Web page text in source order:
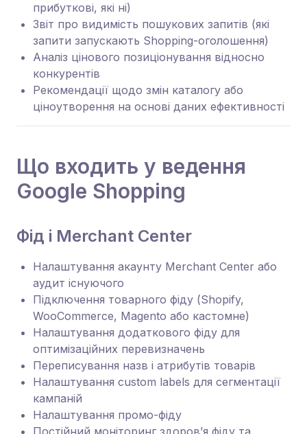
прибуткові, які ні)
Звіт про видимість пошукових запитів (які
запити запускають Shopping-оголошення)
Аналіз цінового позиціонування відносно
конкурентів
Рекомендації щодо змін каталогу або
ціноутворення на основі даних ефективності
Що входить у ведення
Google Shopping
Фід і Merchant Center
Налаштування акаунту Merchant Center або
аудит існуючого
Підключення товарного фіду (Shopify,
WooCommerce, Magento або кастомне)
Налаштування додаткового фіду для
оптимізаційних перевизначень
Переписування назв і атрибутів товарів
Налаштування custom labels для сегментації
кампаній
Налаштування промо-фіду
Постійний моніторинг здоров’я фіду та